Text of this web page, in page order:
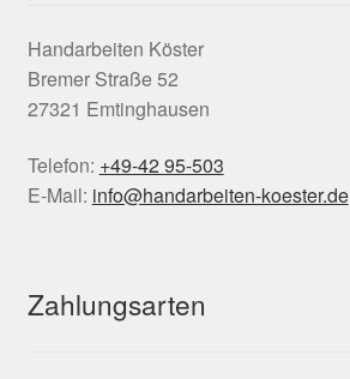
Handarbeiten Köster
Bremer Straße 52
27321 Emtinghausen
Telefon: +49-42 95-503
E-Mail: info@handarbeiten-koester.de
Zahlungsarten